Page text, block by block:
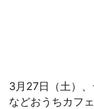
3月27日（土）
などおうちカフ